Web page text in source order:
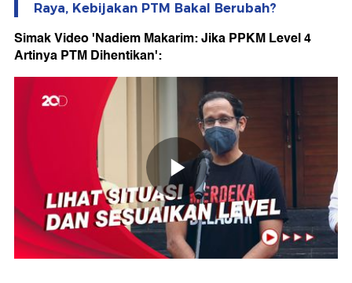
Raya, Kebijakan PTM Bakal Berubah?
Simak Video 'Nadiem Makarim: Jika PPKM Level 4
Artinya PTM Dihentikan':